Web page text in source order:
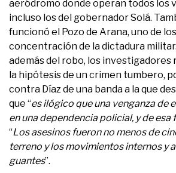
aeródromo donde operan todos los
incluso los del gobernador Solá.
funcionó el Pozo de Arana, uno de
concentración de la dictadura
además del robo, los
la hipótesis de un crimen tumbero,
contra Díaz de una banda a la que
que “es ilógico que una venganza de
en una dependencia policial, y de esa
“Los asesinos fueron no menos de
terreno y los movimientos internos y
guantes”.